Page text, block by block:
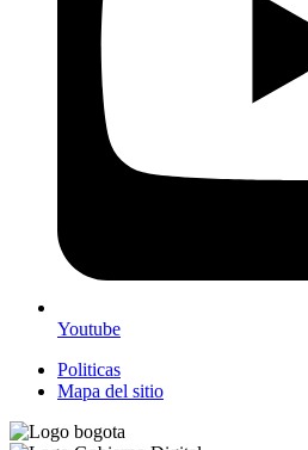
Youtube
Politicas
Mapa del sitio